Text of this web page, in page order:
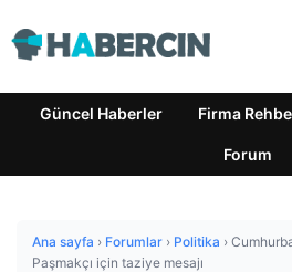
Güncel Haberler Firma
Forum
Ana sayfa › Forumlar › Politika ›
Paşmakçı için taziye mesajı